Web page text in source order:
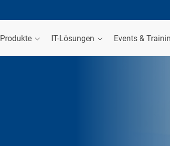
Produkte IT-Lösungen Events &